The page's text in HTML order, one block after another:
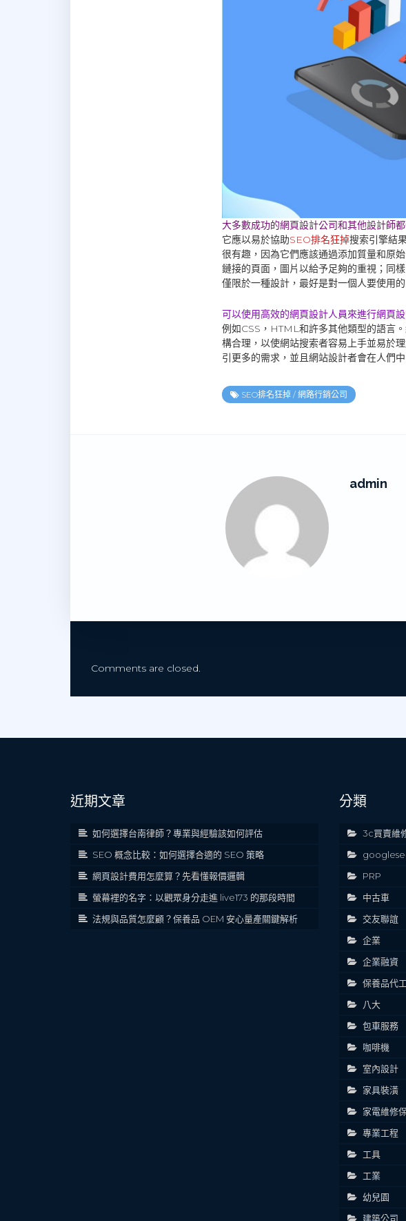
大多數成功的網頁設計公司和其他設計師
它應以易於協助SEO排名狂掉搜索引擎結
很有趣，因為它們應該通過添加質量和原
鏈接的頁面，圖片以給予足夠的重視；同
僅限於一種設計，最好是對一個人要使用
可以使用高效的網頁設計人員來進行網頁
例如CSS，HTML和許多其他類型的語言
構合理，以使網站搜索者容易上手並易於
引更多的需求，並且網站設計者會在人們
SEO排名狂掉 / 網路行銷公司
admin
Comments are closed.
近期文章
如何選擇台南律師？專業與經驗該如何評估
SEO 概念比較：如何選擇合適的 SEO 策略
網頁設計費用怎麼算？先看懂報價邏輯
螢幕裡的名字：以觀眾身分走進 live173 的那段時間
法規與品質怎麼顧？保養品 OEM 安心量產關鍵解析
分類
3c買賣維
PRP
中古車
交友聯誼
企業
企業融資
保養品代工
八大
包車服務
咖啡機
室內設計
家具裝潢
家電維修
專業工程
工具
工業
幼兒園
建築公司